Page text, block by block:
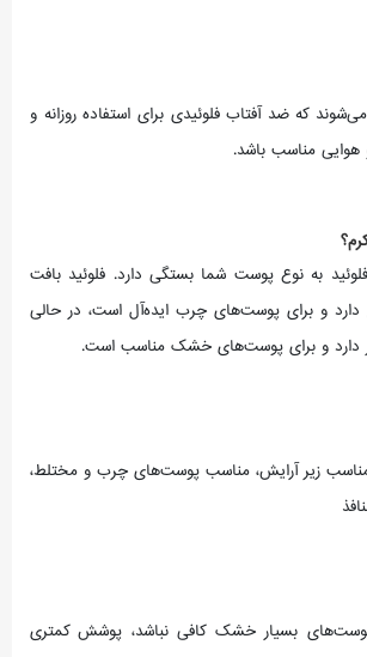
که ضد آفتاب فلوئیدی برای استفاده روزانه و
مناسب باشد.
به نوع پوست شما بستگی دارد. فلوئید بافت
و برای پوست‌های چرب ایده‌آل است، در حالی
دارد و برای پوست‌های خشک مناسب است.
زیر آرایش، مناسب پوست‌های چرب و مختلط،
بسیار خشک کافی نباشد، پوشش کمتری